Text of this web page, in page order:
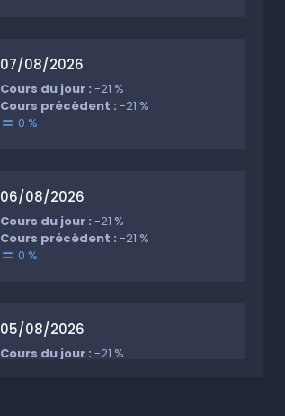
07/08/2026
Cours du jour :-21 %
Cours précédent :-21 %
0 %
06/08/2026
Cours du jour :-21 %
Cours précédent :-21 %
0 %
05/08/2026
Cours du jour :-21 %